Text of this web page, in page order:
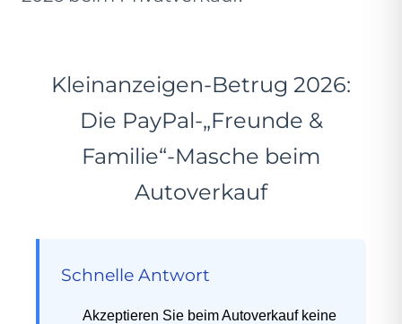
Kleinanzeigen-Betrug 2026:
Die PayPal-„Freunde &
Familie“-Masche beim
Autoverkauf
Schnelle Antwort
Akzeptieren Sie beim Autoverkauf keine